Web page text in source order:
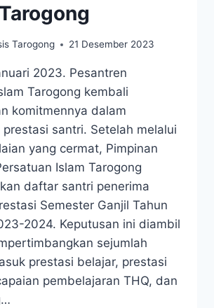
Tarogong 21 Desember 2023
2023. Pesantren
Tarogong kembali
komitmennya dalam
santri. Setelah melalui
yang cermat, Pimpinan
Islam Tarogong
daftar santri penerima
Semester Ganjil Tahun
2024. Keputusan ini diambil
sejumlah
prestasi belajar, prestasi
pembelajaran THQ, dan